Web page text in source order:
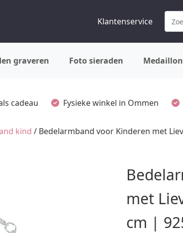
Klantenservice
graveren Foto sieraden
cadeau Fysieke winkel in Ommen
kind / Bedelarmband voor Kinderen met
met
cm |